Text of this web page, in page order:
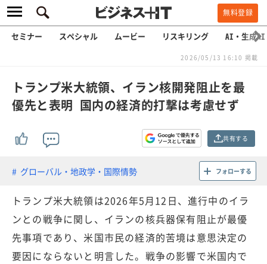
無料登録
セミナー スペシャル ムービー リスキリング AI・生成AI
2026/05/13 16:10 掲載
トランプ米大統領、イラン核開発阻止を最
優先と表明 国内の経済的打撃は考慮せず
共有する
グローバル・地政学・国際情勢 フォローする
トランプ米大統領は2026年5月12日、進行中のイラ
ンとの戦争に関し、イランの核兵器保有阻止が最優
先事項であり、米国市民の経済的苦境は意思決定の
要因にならないと明言した。戦争の影響で米国内で